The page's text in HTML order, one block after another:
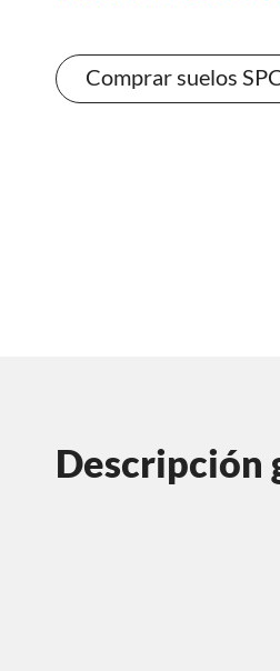
Comprar suelos
Descripción